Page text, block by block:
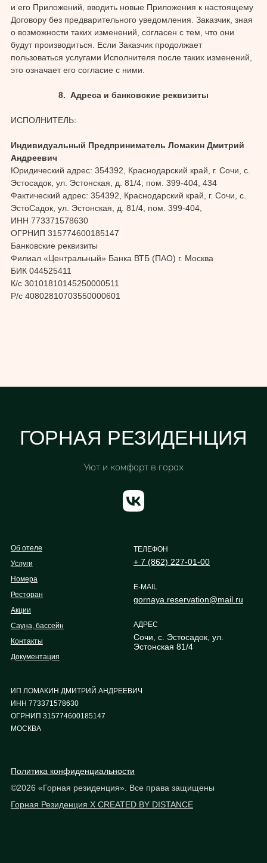
и его Приложений, вводить новые Приложения к настоящему
Договору без предварительного уведомления. Заказчик, зная
о возможности таких изменений, согласен с тем, что они
будут производиться. Если Заказчик продолжает
пользоваться услугами Исполнителя после таких изменений,
это означает его согласие с ними.
8. Адреса и банковские реквизиты
ИСПОЛНИТЕЛЬ:
Индивидуальный Предприниматель Ломакин Дмитрий
Андреевич
Юридический адрес: 354392, Краснодарский край, г. Сочи, с.
Эстосадок, ул. Эстонская, д. 81/4, пом. 399-404, 434
Фактический адрес: 354392, Краснодарский край, г. Сочи, с.
ЭстоСадок, ул. Эстонская, д. 81/4, пом. 399-404,
ИНН 773371578630
ОГРНИП 315774600185147
Банковские реквизиты
Филиал «Центральный» Банка ВТБ (ПАО) г. Москва
БИК 044525411
К/с 30101810145250000511
Р/с 40802810703550000601
Горная Резиденция X CREATED BY DISTANCE
©2026 «Горная резиденция». Все права защищены
Политика конфиденциальности
ГОРНАЯ РЕЗИДЕНЦИЯ
Уют и комфорт в горах
Сочи, с. Эстосадок, ул.
Эстонская 81/4
АДРЕС
gornaya.reservation@mail.ru
E-MAIL
+ 7 (862) 227-01-00
ИП ЛОМАКИН ДМИТРИЙ АНДРЕЕВИЧ
ИНН 773371578630
ОГРНИП 315774600185147
МОСКВА
ТЕЛЕФОН
Документация
Контакты
Сауна, бассейн
Акции
Ресторан
Номера
Услуги
Об отеле